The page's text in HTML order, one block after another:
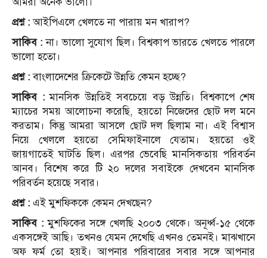
প্রশ্ন :আইপিএলে খেলতে না পারায় মন খারাপ?
সাকিব : না। ভালো সুযোগ ছিল। বিশ্বকাপ ভারতে খেলতে পারলে
ভালো হতো।
প্রশ্ন :বাংলাদেশের ক্রিকেটে উন্নতি কেমন হচ্ছে?
সাকিব :মানসিক উন্নতিই সবচেয়ে বড় উন্নতি। বিশ্বকাপে শেষ
ম্যাচের সময় আলোচনা করেছি, হয়তো নিজেদের ছোট দল মনে
করতাম। কিন্তু আমরা আসলে ছোট দল ছিলাম না। এই বিশ্বাস
নিয়ে খেললে হয়তো সেমিফাইনালে যেতাম। হয়তো ওই
জায়গাতেই ঘাটতি ছিল। এরপর ভেবেছি মানসিকতায় পরিবর্তন
আনব। বিশেষ করে টি ২০ দলের সবাইকে দেখবেন মানসিক
পরিবর্তন হয়েছে সবার।
প্রশ্ন : এই মুশফিককে কেমন দেখছেন?
সাকিব :মুশফিকের সঙ্গে খেলছি ২০০৩ থেকে। অনূর্ধ্ব-১৫ থেকে
একসঙ্গেই আছি। তখনও যেমন দেখেছি এখনও তেমনই। মাঝখানে
অফ ফর্ম তো হয়ই। আপনার পরিবারের সবার সঙ্গে আপনার